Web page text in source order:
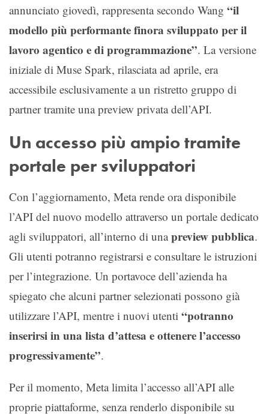
annunciato giovedì, rappresenta secondo Wang “il
modello più performante finora sviluppato per il
lavoro agentico e di programmazione”. La versione
iniziale di Muse Spark, rilasciata ad aprile, era
accessibile esclusivamente a un ristretto gruppo di
partner tramite una preview privata dell’API.
Un accesso più ampio tramite
portale per sviluppatori
Con l’aggiornamento, Meta rende ora disponibile
l’API del nuovo modello attraverso un portale dedicato
agli sviluppatori, all’interno di unapreview pubblica.
Gli utenti potranno registrarsi e consultare le istruzioni
per l’integrazione. Un portavoce dell’azienda ha
spiegato che alcuni partner selezionati possono già
utilizzare l’API, mentre i nuovi utenti “potranno
inserirsi in una lista d’attesa e ottenere l’accesso
progressivamente”.
Per il momento, Meta limita l’accesso all’API alle
proprie piattaforme, senza renderlo disponibile su